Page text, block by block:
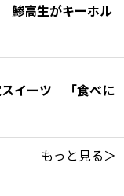
鯵高生がキーホル
スイーツ 「食べに
もっと見る＞